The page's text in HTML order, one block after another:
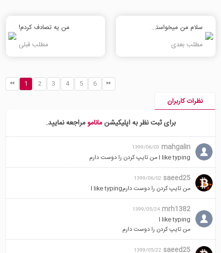
سلام من میخواستم یه وقت بگیرم!
مطلب بعدی
من یه تصادف کردم!
مطلب قبلی
1 2 3 4 5 6
نظرات کاربران
برای ثبت نظر به اپلیکیشنمانامومراجعه نمایید.
mahgalin
1399/06/03
I like typing من تایپ کردن را دوست دارم
saeed25
1399/06/02
من تایپ کردن را دوست دارمl like typing
mrh1382
1399/05/24
I like typing
من تایپ کردن را دوست دارم
saeed25
1399/05/22